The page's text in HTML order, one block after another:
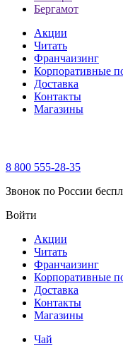
Бергамот
Акции
Читать
Франчаизинг
Корпоративные
Доставка
Контакты
Магазины
8 800 555-28-35
Звонок по России
Войти
Акции
Читать
Франчаизинг
Корпоративные
Доставка
Контакты
Магазины
Чай